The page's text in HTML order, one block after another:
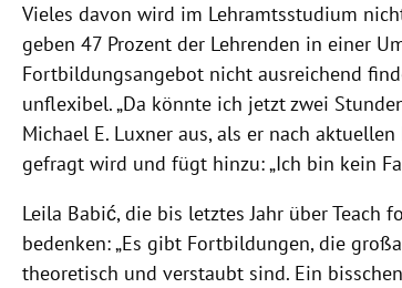
Vieles davon wird im Lehramtsstudium
geben 47 Prozent der Lehrenden in einer
Fortbildungsangebot nicht ausreichend
unflexibel. „Da könnte ich jetzt zwei
Michael E. Luxner aus, als er nach
gefragt wird und fügt hinzu: „Ich bin kein
Leila Babić, die bis letztes Jahr über Teach
bedenken: „Es gibt Fortbildungen, die
theoretisch und verstaubt sind. Ein